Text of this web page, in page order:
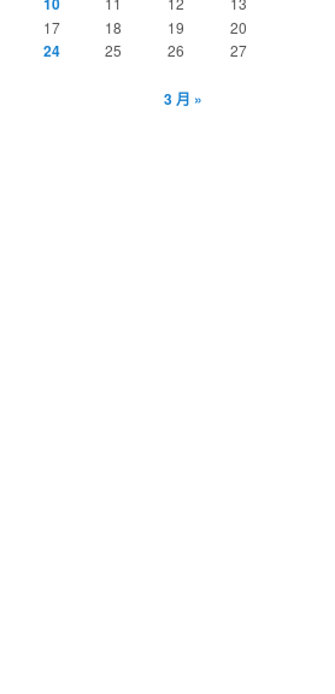
17 18 19
20
24 25 26
27
3 月 »